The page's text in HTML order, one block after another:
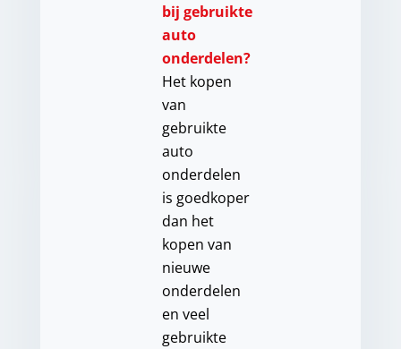
bij gebruikte
auto
onderdelen?
Het kopen
van
gebruikte
auto
onderdelen
is goedkoper
dan het
kopen van
nieuwe
onderdelen
en veel
gebruikte